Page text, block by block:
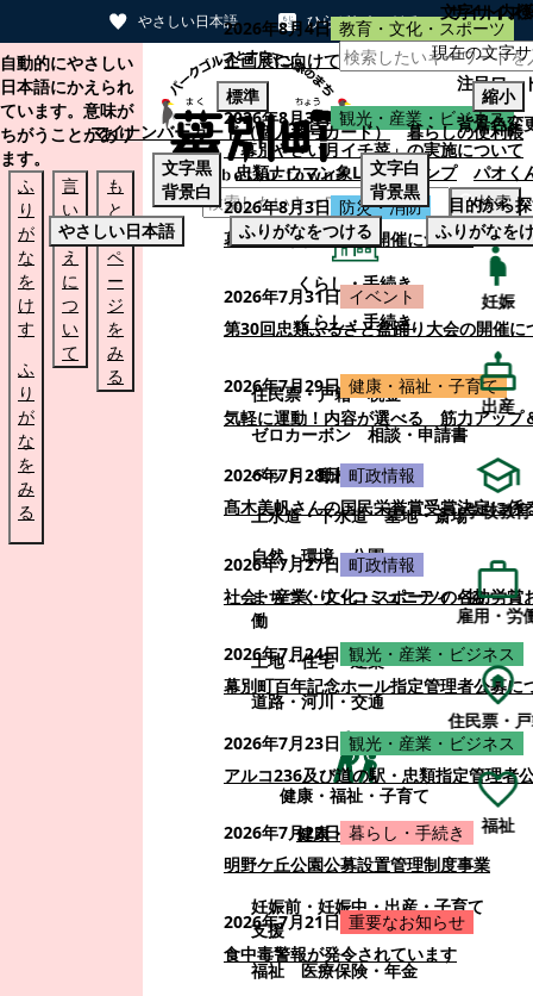
やさしい日本語 ひらがなをつける
本文へスキップする
自動的にやさしい
日本語にかえられ
ています。意味が
ちがうことがあり
ます。
ふ
り
が
な
を
け
す
ふ
り
が
な
を
み
る
言
い
替
え
に
つ
い
て
も
と
の
ペ
ー
ジ
を
み
る
検索
くらし・手続き
くらし・手続き
住民票・戸籍
税金
ゼロカーボン
相談・申請書
ペット・動植物
ごみ
上水道・下水道
墓地・斎場
自然・環境・公園
まちづくり・コミュニティ・協
働
土地・住宅・建築
道路・河川・交通
健康・福祉・子育て
健康・福祉・子育て
妊娠前・妊娠中・出産・子育て
支援
福祉
医療保険・年金
2026年8月4日 教育・文化・スポーツ
企画展に向けて：安東ウメ子さんとの思
2026年8月3日 観光・産業・ビジネス
「幕別やさい月イチ菜」の実施について
2026年8月3日 防災・消防
幕別町防災フェアの開催について
2026年7月31日 イベント
第30回忠類ふるさと盆踊り大会の開催に
2026年7月29日 健康・福祉・子育て
気軽に運動！内容が選べる 筋力アップ
2026年7月28日 町政情報
髙木美帆さんの国民栄誉賞受賞決定に係
2026年7月27日 町政情報
社会・産業・文化・スポーツの各功労
2026年7月24日 観光・産業・ビジネス
幕別町百年記念ホール指定管理者公募に
2026年7月23日 観光・産業・ビジネス
アルコ236及び道の駅・忠類指定管理者
2026年7月22日 暮らし・手続き
明野ケ丘公園公募設置管理制度事業
2026年7月21日 重要なお知らせ
食中毒警報が発令されています
サイト内
注目ワー
マイナンバーカード（個人番号カード）
暮らしの便利帳
忠類ナウマン象LINEスタンプ
パオく
目的から
妊娠
出産
学校教育
雇用・労
住民票・
福祉
文字サイズ
現在の文字
標準
縮小
背景色変
文字黒
背景白
文字白
背景黒
やさしい日本語
ふりがなをつける ふりがなを